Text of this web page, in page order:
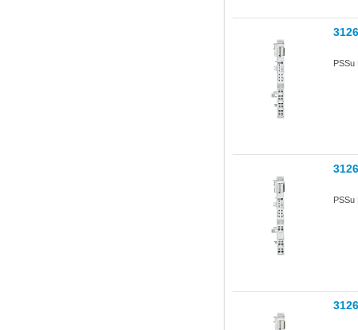
PSSu
PSSu